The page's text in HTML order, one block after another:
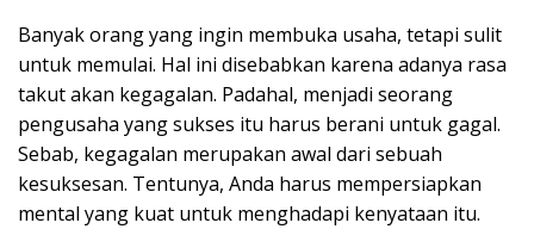
Banyak orang yang ingin membuka usaha, tetapi sulit
untuk memulai. Hal ini disebabkan karena adanya rasa
takut akan kegagalan. Padahal, menjadi seorang
pengusaha yang sukses itu harus berani untuk gagal.
Sebab, kegagalan merupakan awal dari sebuah
kesuksesan. Tentunya, Anda harus mempersiapkan
mental yang kuat untuk menghadapi kenyataan itu.